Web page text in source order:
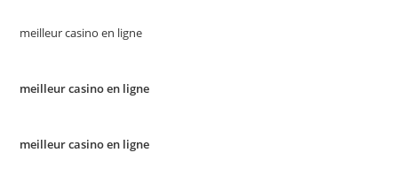
meilleur casino en ligne
meilleur casino en ligne
meilleur casino en ligne